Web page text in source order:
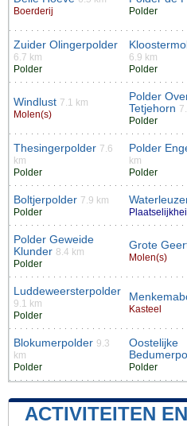
Boerderij
Polder
Zuider Olingerpolder
6.7 km
Polder
6.9 km
Polder
Windlust 7.1 km
Molen(s)
Polder
Tetjehorn
Polder
Thesingerpolder 7.6
km
Polder
Polder
km
Polder
Boltjerpolder 7.9 km
Polder
Polder Geweide
Klunder 8.4 km
Polder
Grote
Molen(s)
Luddeweersterpolder
9.1 km
Polder
Kasteel
Blokumerpolder 9.3
km
Polder
Oostelijke
Polder
ACTIVITEITEN